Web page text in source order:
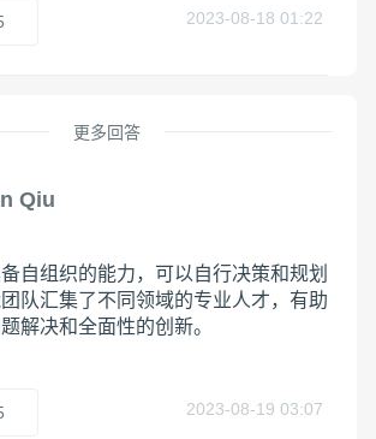
2023-08-18 01:22
更多回答
Qiu
自组织的能力，可以自行决策和规划
队汇集了不同领域的专业人才，有助
解决和全面性的创新。
2023-08-19 03:07